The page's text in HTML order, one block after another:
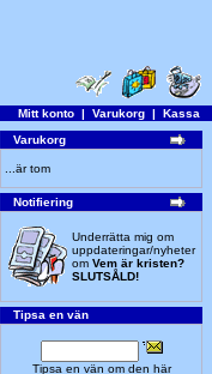
Mitt konto | Varukorg | Kassa
Varukorg
...är tom
Notifiering
Underrätta mig om
uppdateringar/nyheter
om Vem är kristen?
SLUTSÅLD!
Tipsa en vän
Tipsa en vän om den här